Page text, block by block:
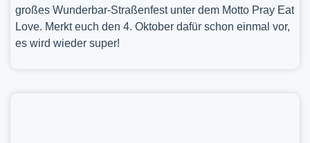
großes Wunderbar-Straßenfest unter dem Motto Pray Eat
Love. Merkt euch den 4. Oktober dafür schon einmal vor,
es wird wieder super!